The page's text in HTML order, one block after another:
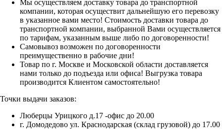
Мы осуществляем доставку товара до транспортной
компании, которая осуществит дальнейшую его перевозку
в указанное вами место! Стоимость доставки товара до
транспортной компании, выбранной Вами осуществляется
по тарифам, указанным выше либо по договоренности!
Самовывоз возможен по договоренности
преимущественно в рабочие дни!
Товар по г. Москве и Московской области доставляется
нами только до подъезда или офиса! Выгрузка товара
производится Клиентом самостоятельно!
Точки выдачи заказов:
Люберцы Урицкого д.17 -офис до 20.00
г. Домодедово ул. Краснодарская (склад грузовой) до 17.00